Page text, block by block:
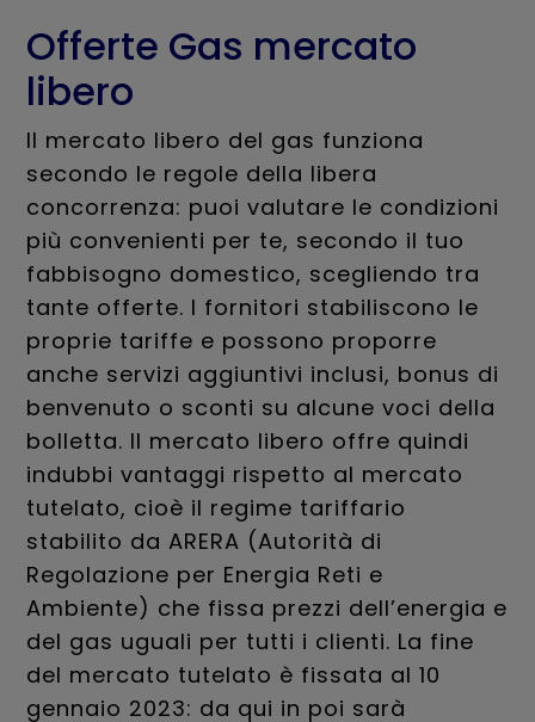
Offerte Gas mercato
libero
Il mercato libero del gas funziona
secondo le regole della libera
concorrenza: puoi valutare le condizioni
più convenienti per te, secondo il tuo
fabbisogno domestico, scegliendo tra
tante offerte. I fornitori stabiliscono le
proprie tariffe e possono proporre
anche servizi aggiuntivi inclusi, bonus di
benvenuto o sconti su alcune voci della
bolletta. Il mercato libero offre quindi
indubbi vantaggi rispetto al mercato
tutelato, cioè il regime tariffario
stabilito da ARERA (Autorità di
Regolazione per Energia Reti e
Ambiente) che fissa prezzi dell’energia e
del gas uguali per tutti i clienti. La fine
del mercato tutelato è fissata al 10
gennaio 2023: da qui in poi sarà